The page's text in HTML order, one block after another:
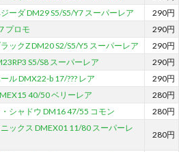
ーダ DM29 S5/S5/Y7 スーパーレア
290円
プロモ
290円
ックZ DM20 S2/S5/Y5 スーパーレア
290円
S5/S8 スーパーレア
290円
ル DMX22-b 17/??? レア
290円
40/50 ベリーレア
280円
シャドウ DM16 47/55 コモン 280円
ックス DMEX01 11/80 スーパーレ
280円